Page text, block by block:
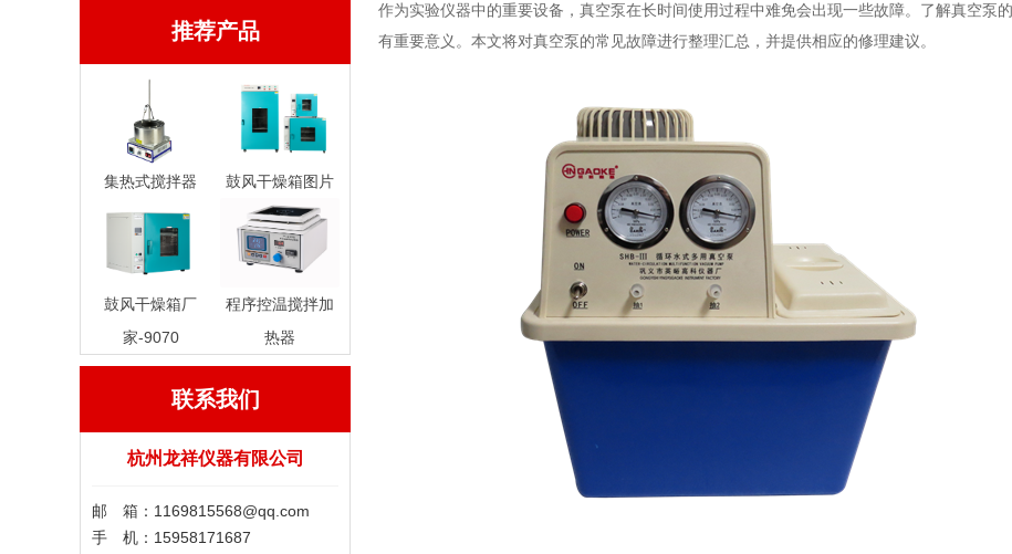
推荐产品
集热式搅拌器 鼓风干燥箱图片
鼓风干燥箱厂
家-9070
程序控温搅拌加
热器
联系我们
杭州龙祥仪器有限公司
邮 箱：1169815568@qq.com
手 机：15958171687
作为实验仪器中的重要设备，真空泵在长时间使用过程中难免会出现一些故障。了解真空泵
有重要意义。本文将对真空泵的常见故障进行整理汇总，并提供相应的修理建议。